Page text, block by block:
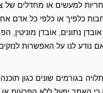
למעשים או מחדלים של
כלפיך או כלפי כל אדם
נתונים, אובדן מוניטין,
לנו על האפשרות
בגורמים שונים כגון